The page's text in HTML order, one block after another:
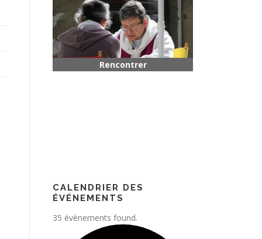
CALENDRIER DES
ÉVÉNEMENTS
35 évènements found.